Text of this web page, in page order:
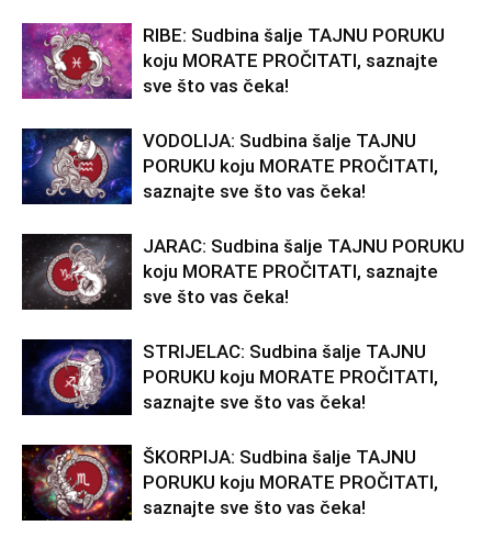
RIBE: Sudbina šalje TAJNU PORUKU
koju MORATE PROČITATI, saznajte
sve što vas čeka!
VODOLIJA: Sudbina šalje TAJNU
PORUKU koju MORATE PROČITATI,
saznajte sve što vas čeka!
JARAC: Sudbina šalje TAJNU PORUKU
koju MORATE PROČITATI, saznajte
sve što vas čeka!
STRIJELAC: Sudbina šalje TAJNU
PORUKU koju MORATE PROČITATI,
saznajte sve što vas čeka!
ŠKORPIJA: Sudbina šalje TAJNU
PORUKU koju MORATE PROČITATI,
saznajte sve što vas čeka!